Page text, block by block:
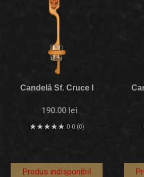
Candelă Sf. Cruce I
190.00 lei
0.0 (0)
Produs indisponibil